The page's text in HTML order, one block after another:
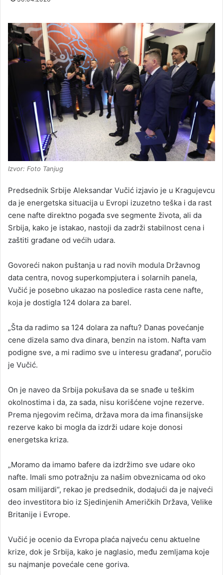
Izvor: Foto Tanjug
Predsednik Srbije Aleksandar Vučić izjavio je u Kragujevcu
da je energetska situacija u Evropi izuzetno teška i da rast
cene nafte direktno pogađa sve segmente života, ali da
Srbija, kako je istakao, nastoji da zadrži stabilnost cena i
zaštiti građane od većih udara.
Govoreći nakon puštanja u rad novih modula Državnog
data centra, novog superkompjutera i solarnih panela,
Vučić je posebno ukazao na posledice rasta cene nafte,
koja je dostigla 124 dolara za barel.
„Šta da radimo sa 124 dolara za naftu? Danas povećanje
cene dizela samo dva dinara, benzin na istom. Nafta vam
podigne sve, a mi radimo sve u interesu građana“, poručio
je Vučić.
On je naveo da Srbija pokušava da se snađe u teškim
okolnostima i da, za sada, nisu korišćene vojne rezerve.
Prema njegovim rečima, država mora da ima finansijske
rezerve kako bi mogla da izdrži udare koje donosi
energetska kriza.
„Moramo da imamo bafere da izdržimo sve udare oko
nafte. Imali smo potražnju za našim obveznicama od oko
osam milijardi“, rekao je predsednik, dodajući da je najveći
deo investitora bio iz Sjedinjenih Američkih Država, Velike
Britanije i Evrope.
Vučić je ocenio da Evropa plaća najveću cenu aktuelne
krize, dok je Srbija, kako je naglasio, među zemljama koje
su najmanje povećale cene goriva.